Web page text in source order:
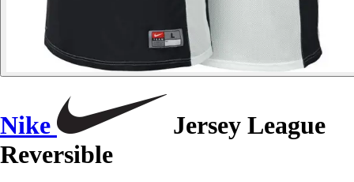
Nike
Jersey League
Reversible